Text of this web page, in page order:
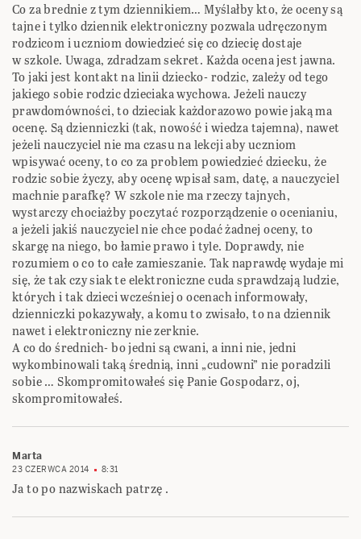
Co za brednie z tym dziennikiem… Myślałby kto, że oceny są
tajne i tylko dziennik elektroniczny pozwala udręczonym
rodzicom i uczniom dowiedzieć się co dziecię dostaje
w szkole. Uwaga, zdradzam sekret. Każda ocena jest jawna.
To jaki jest kontakt na linii dziecko- rodzic, zależy od tego
jakiego sobie rodzic dzieciaka wychowa. Jeżeli nauczy
prawdomówności, to dzieciak każdorazowo powie jaką ma
ocenę. Są dzienniczki (tak, nowość i wiedza tajemna), nawet
jeżeli nauczyciel nie ma czasu na lekcji aby uczniom
wpisywać oceny, to co za problem powiedzieć dziecku, że
rodzic sobie życzy, aby ocenę wpisał sam, datę, a nauczyciel
machnie parafkę? W szkole nie ma rzeczy tajnych,
wystarczy chociażby poczytać rozporządzenie o ocenianiu,
a jeżeli jakiś nauczyciel nie chce podać żadnej oceny, to
skargę na niego, bo łamie prawo i tyle. Doprawdy, nie
rozumiem o co to całe zamieszanie. Tak naprawdę wydaje mi
się, że tak czy siak te elektroniczne cuda sprawdzają ludzie,
których i tak dzieci wcześniej o ocenach informowały,
dzienniczki pokazywały, a komu to zwisało, to na dziennik
nawet i elektroniczny nie zerknie.
A co do średnich- bo jedni są cwani, a inni nie, jedni
wykombinowali taką średnią, inni „cudowni” nie poradzili
sobie … Skompromitowałeś się Panie Gospodarz, oj,
skompromitowałeś.
Marta
23 CZERWCA 2014 8:31
Ja to po nazwiskach patrzę .